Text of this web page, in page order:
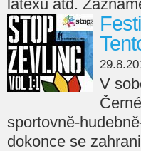
latexů atd.
V
sportovně-
dokonce se